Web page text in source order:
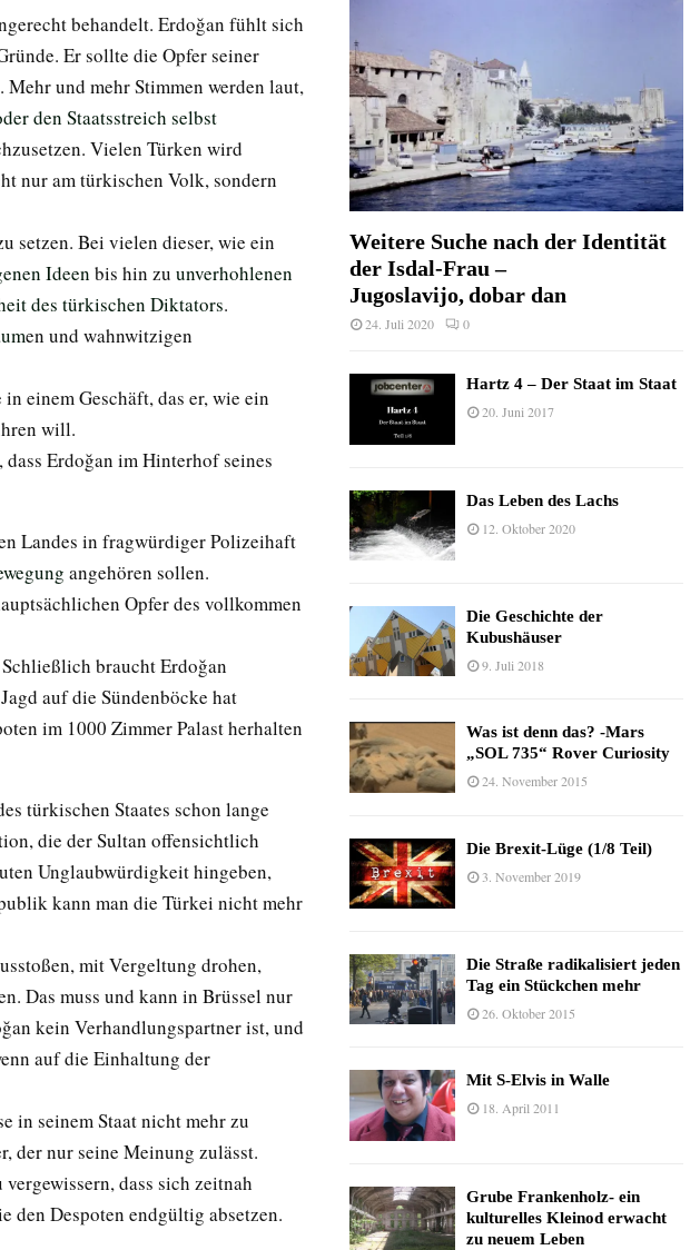
behandelt. Erdoğan fühlt sich
Er sollte die Opfer seiner
und mehr Stimmen werden laut,
den Staatsstreich selbst
Vielen Türken wird
nur am türkischen Volk, sondern
setzen. Bei vielen dieser, wie ein
Ideen bis hin zu unverhohlenen
des türkischen Diktators.
en und wahnwitzigen
einem Geschäft, das er, wie ein
will.
Erdoğan im Hinterhof seines
Landes in fragwürdiger Polizeihaft
angehören sollen.
Opfer des vollkommen
braucht Erdoğan
auf die Sündenböcke hat
im 1000 Zimmer Palast herhalten
türkischen Staates schon lange
die der Sultan offensichtlich
Unglaubwürdigkeit hingeben,
kann man die Türkei nicht mehr
mit Vergeltung drohen,
Das muss und kann in Brüssel nur
kein Verhandlungspartner ist, und
auf die Einhaltung der
in seinem Staat nicht mehr zu
der nur seine Meinung zulässt.
dass sich zeitnah
den Despoten endgültig absetzen.
Weitere Suche nach der Identität
der Isdal-Frau –
Jugoslavijo, dobar dan
24. Juli 2020 0
Hartz 4 – Der Staat im Staat
20. Juni 2017
Das Leben des Lachs
12. Oktober 2020
Die Geschichte der
Kubushäuser
9. Juli 2018
Was ist denn das? -Mars
„SOL 735“ Rover Curiosity
24. November 2015
Die Brexit-Lüge (1/8 Teil)
3. November 2019
Die Straße radikalisiert jeden
Tag ein Stückchen mehr
26. Oktober 2015
Mit S-Elvis in Walle
18. April 2011
Grube Frankenholz- ein
kulturelles Kleinod erwacht
zu neuem Leben